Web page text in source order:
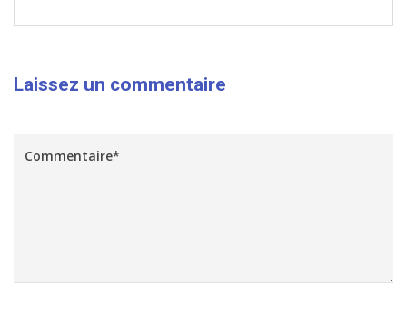
Laissez un commentaire